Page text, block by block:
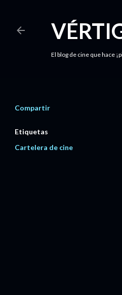
El blog de cine que hace
Compartir
Etiquetas
Cartelera de cine